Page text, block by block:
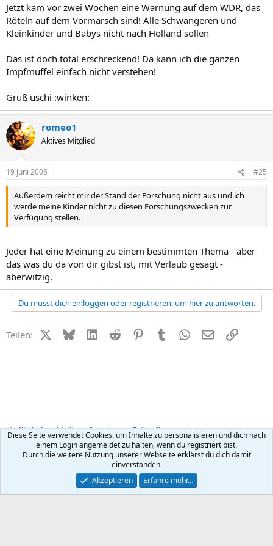
Jetzt kam vor zwei Wochen eine Warnung auf dem WDR, das
Röteln auf dem Vormarsch sind! Alle Schwangeren und
Kleinkinder und Babys nicht nach Holland sollen
Das ist doch total erschreckend! Da kann ich die ganzen
Impfmuffel einfach nicht verstehen!
Gruß uschi :winken:
romeo1
Aktives Mitglied
19 Juni 2005 #25
Außerdem reicht mir der Stand der Forschung nicht aus und ich
werde meine Kinder nicht zu diesen Forschungszwecken zur
Verfügung stellen.
Jeder hat eine Meinung zu einem bestimmten Thema - aber
das was du da von dir gibst ist, mit Verlaub gesagt -
aberwitzig.
Du musst dich einloggen oder registrieren, um hier zu antworten.
Teilen: X (Twitter)
BlueskyLinkedIn
Reddit PinterestTumblr WhatsApp
E-MailLink
Kinderkrankheiten - Symptome + Behandlung
Kontakt Nutzungsbedingungen Datenschutz Hilfe
R
Community platform by XenForo ® © 2010-2026 XenForo Ltd.
Diese Seite verwendet Cookies, um Inhalte zu personalisieren und dich nach
einem Login angemeldet zu halten, wenn du registriert bist.
Durch die weitere Nutzung unserer Webseite erklärst du dich damit
einverstanden.
Akzeptieren
Erfahre mehr…